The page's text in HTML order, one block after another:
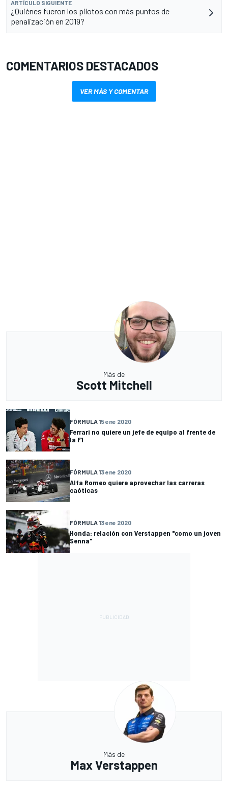
ARTÍCULO SIGUIENTE
¿Quiénes fueron los pilotos con más puntos de
penalización en 2019?
COMENTARIOS DESTACADOS
VER MÁS Y COMENTAR
Más de
Scott Mitchell
FÓRMULA 15 ene 2020
Ferrari no quiere un jefe de equipo al frente de
la F1
FÓRMULA 13 ene 2020
Alfa Romeo quiere aprovechar las carreras
caóticas
FÓRMULA 13 ene 2020
Honda: relación con Verstappen "como un joven
Senna"
Más de
Max Verstappen